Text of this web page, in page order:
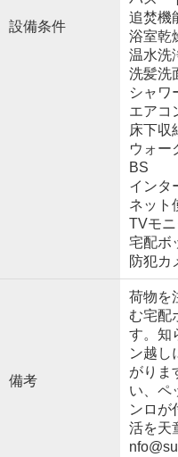
設備条件
追焚機
浴室乾
温水洗
洗髪洗
シャワ
エアコ
床下収
ウォー
BS
インタ
ネット
TVモ
宅配ボ
防犯カ
備考
荷物を
む宅配
す。知
ン越し
がりま
い、ペ
ンロが
活を天